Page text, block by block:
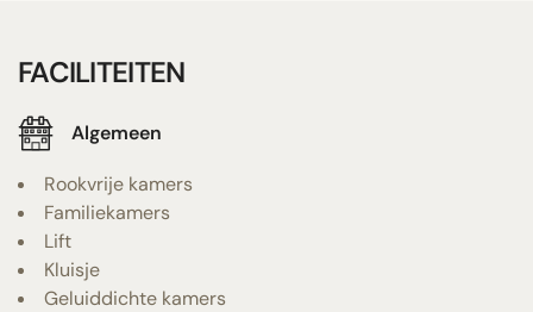
FACILITEITEN
Algemeen
Rookvrije kamers
Familiekamers
Lift
Kluisje
Geluiddichte kamers